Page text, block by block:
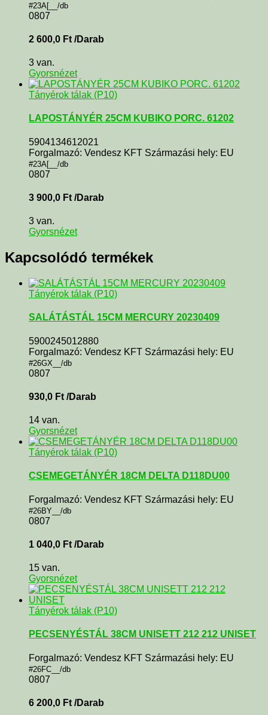
#23A[__/db
0807
2 600,0 Ft /Darab
3 van.
Gyorsnézet
Tányérok tálak (P10)
LAPOSTÁNYÉR 25CM KUBIKO PORC. 61202
5904134612021
Forgalmazó: Vendesz KFT Származási hely: EU
#23A[__/db
0807
3 900,0 Ft /Darab
3 van.
Gyorsnézet
Kapcsolódó termékek
Tányérok tálak (P10)
SALÁTÁSTÁL 15CM MERCURY 20230409
5900245012880
Forgalmazó: Vendesz KFT Származási hely: EU
#26GX__/db
0807
930,0 Ft /Darab
14 van.
Gyorsnézet
Tányérok tálak (P10)
CSEMEGETÁNYÉR 18CM DELTA D118DU00
Forgalmazó: Vendesz KFT Származási hely: EU
#26BY__/db
0807
1 040,0 Ft /Darab
15 van.
Gyorsnézet
Tányérok tálak (P10)
PECSENYÉSTÁL 38CM UNISETT 212 212 UNISET
Forgalmazó: Vendesz KFT Származási hely: EU
#26FC__/db
0807
6 200,0 Ft /Darab